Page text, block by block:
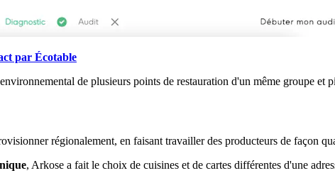
par Écotable
de plusieurs points de restauration d'un même groupe et
régionalement, en faisant travailler des producteurs de façon
, Arkose a fait le choix de cuisines et de cartes différentes d'une